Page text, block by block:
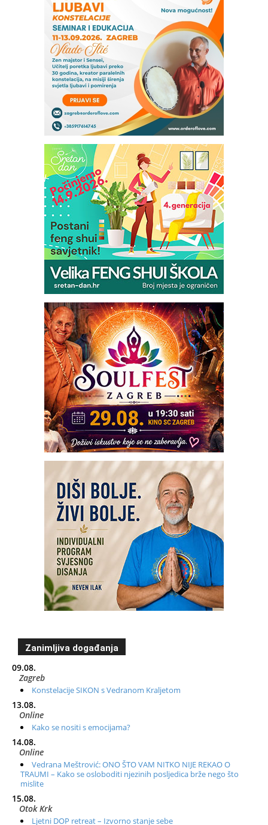
Zanimljiva događanja
09.08.
Zagreb
Konstelacije SIKON s Vedranom Kraljetom
13.08.
Online
Kako se nositi s emocijama?
14.08.
Online
Vedrana Meštrović: ONO ŠTO VAM NITKO NIJE REKAO O
TRAUMI – Kako se osloboditi njezinih posljedica brže nego što
mislite
15.08.
Otok Krk
Ljetni DOP retreat – Izvorno stanje sebe